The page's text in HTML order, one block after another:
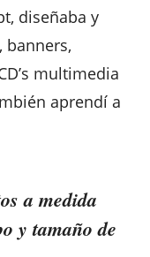
diseñaba y
banners,
multimedia
aprendí a
a medida
y tamaño de